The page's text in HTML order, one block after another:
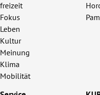
freizeit
Fokus
Leben
Kultur
Meinung
Klima
Mobilität